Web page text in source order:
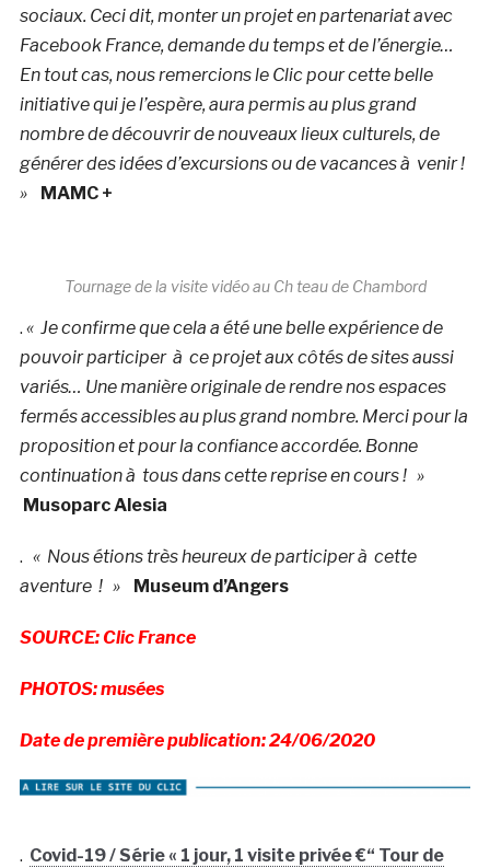
sociaux. Ceci dit, monter un projet en partenariat avec
Facebook France, demande du temps et de l’énergie…
En tout cas, nous remercions le Clic pour cette belle
initiative qui je l’espère, aura permis au plus grand
nombre de découvrir de nouveaux lieux culturels, de
générer des idées d’excursions ou de vacances à venir !
»
MAMC +
Tournage de la visite vidéo au Ch teau de Chambord
. « Je confirme que cela a été une belle expérience de
pouvoir participer à ce projet aux côtés de sites aussi
variés… Une manière originale de rendre nos espaces
fermés accessibles au plus grand nombre. Merci pour la
proposition et pour la confiance accordée. Bonne
continuation à tous dans cette reprise en cours ! »
Musoparc Alesia
. « Nous étions très heureux de participer à cette
aventure ! »
Museum d’Angers
SOURCE: Clic France
PHOTOS: musées
Date de première publication: 24/06/2020
. Covid-19 / Série « 1 jour, 1 visite privée €“ Tour de